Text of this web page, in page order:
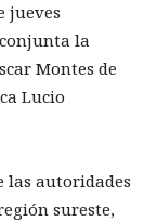
jueves
la
Montes de
Lucio
las autoridades
sureste,